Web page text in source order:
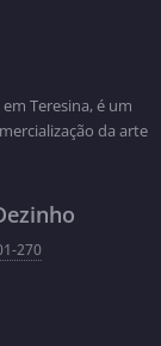
Teresina, é um
da arte
270